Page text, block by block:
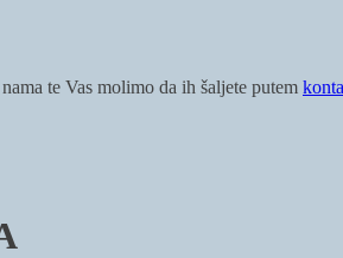
te Vas molimo da ih šaljete putem